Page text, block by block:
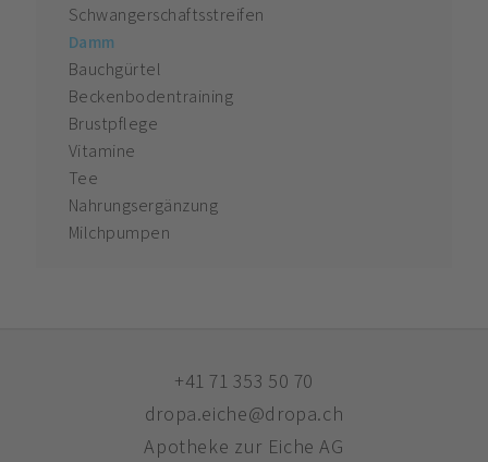
Schwangerschaftsstreifen
Damm
Bauchgürtel
Beckenbodentraining
Brustpflege
Vitamine
Tee
Nahrungsergänzung
Milchpumpen
+41 71 353 50 70
dropa.eiche@dropa.ch
Apotheke zur Eiche AG